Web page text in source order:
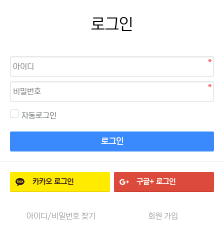
로그인
자동로그인
로그인
카카오로그인 구글+ 로그인
아이디/비밀번호 찾기 회원 가입